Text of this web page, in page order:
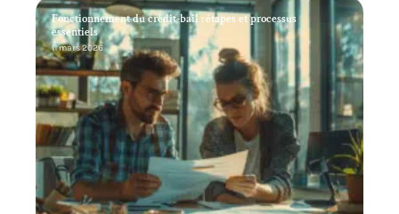
Fonctionnement du crédit-bail : étapes et processus
essentiels
11 mars 2026